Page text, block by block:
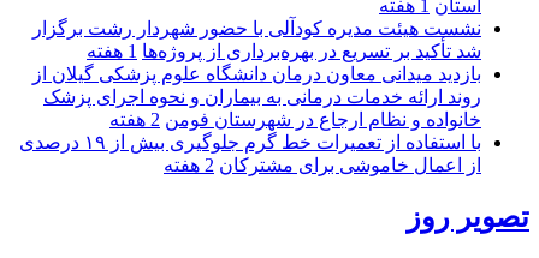
استان 1 هفته
نشست هیئت مدیره کودآلی با حضور شهردار رشت برگزار
شد تأکید بر تسریع در بهره‌برداری از پروژه‌ها 1 هفته
بازدید میدانی معاون درمان دانشگاه علوم پزشکی گیلان از
روند ارائه خدمات درمانی به بیماران و نحوه اجرای پزشک
خانواده و نظام ارجاع در شهرستان فومن 2 هفته
با استفاده از تعمیرات خط گرم جلوگیری بیش از ۱۹ درصدی
از اعمال خاموشی برای مشتركان 2 هفته
تصویر روز